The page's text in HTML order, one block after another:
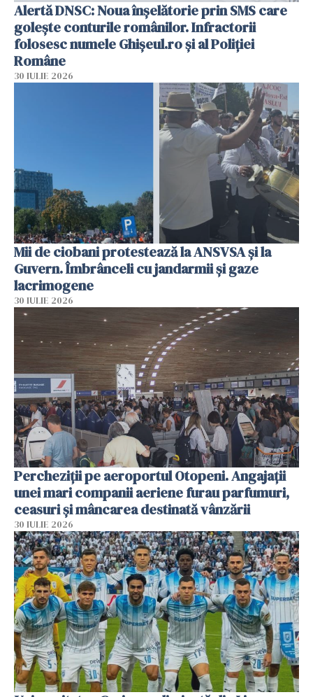
Alertă DNSC: Noua înșelătorie prin SMS care
golește conturile românilor. Infractorii
folosesc numele Ghișeul.ro și al Poliției
Române
30 IULIE 2026
Mii de ciobani protestează la ANSVSA și la
Guvern. Îmbrânceli cu jandarmii și gaze
lacrimogene
30 IULIE 2026
Percheziții pe aeroportul Otopeni. Angajații
unei mari companii aeriene furau parfumuri,
ceasuri și mâncarea destinată vânzării
30 IULIE 2026